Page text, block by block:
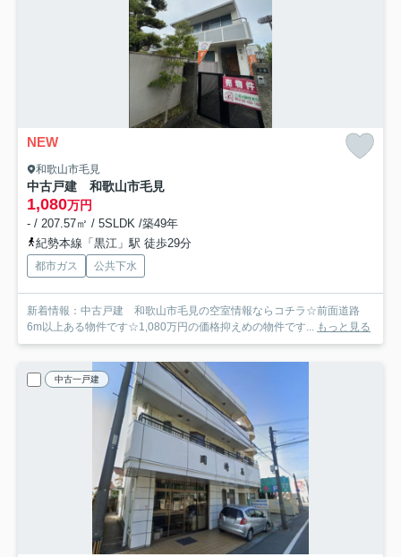
NEW
和歌山市毛見
中古戸建 和歌山市毛見
1,080万円
- / 207.57㎡ / 5SLDK /築49年
紀勢本線「黒江」駅 徒歩29分
都市ガス 公共下水
新着情報：中古戸建 和歌山市毛見の空室情報ならコチラ☆前面道路
6m以上ある物件です☆1,080万円の価格抑えめの物件です... もっと見る
中古一戸建